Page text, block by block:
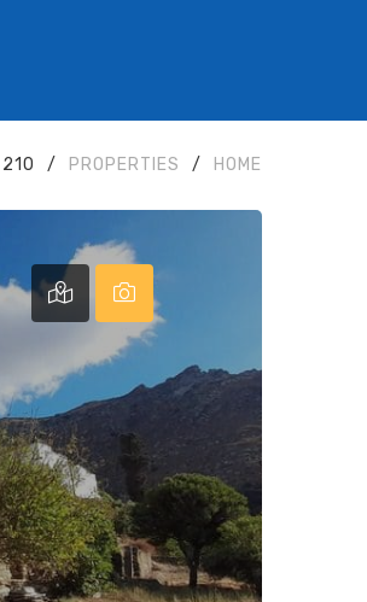
HOME
/
PROPERTIES
/
210 M2 STONEHOUSE WITH AN OLD OLIVE MILL